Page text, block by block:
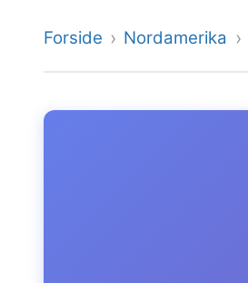
Forside Nordamerika